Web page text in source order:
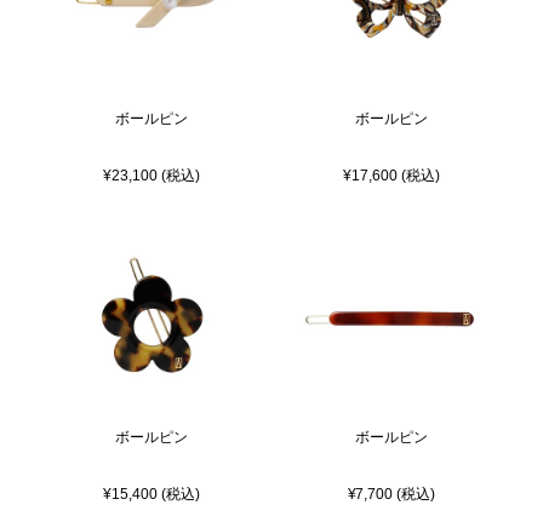
ボールピン
¥23,100 (税込)
ボールピン
¥17,600 (税込)
ボールピン
¥15,400 (税込)
ボールピン
¥7,700 (税込)